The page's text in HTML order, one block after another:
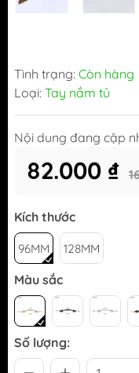
Tình trạng: Còn hàng
Loại: Tay nắm tủ
Nội dung đang cập
82.000 ₫
Kích thước
96MM 128MM
Màu sắc
Số lượng: